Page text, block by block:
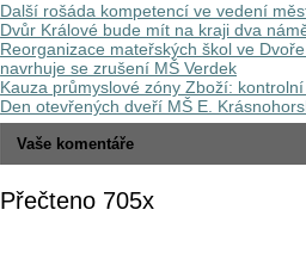
Další rošáda kompetencí ve vedení
Dvůr Králové bude mít na kraji dva
Reorganizace mateřských škol ve
navrhuje se zrušení MŠ Verdek
Kauza průmyslové zóny Zboží:
Den otevřených dveří MŠ E.
Vaše komentáře
Přečteno 705x